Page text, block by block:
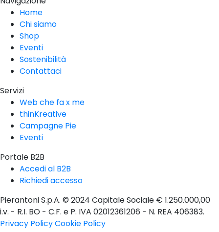
Home
Chi siamo
Shop
Eventi
Sostenibilità
Contattaci
Servizi
Web che fa x me
thinKreative
Campagne Pie
Eventi
Portale B2B
Accedi al B2B
Richiedi accesso
Pierantoni S.p.A. © 2024 Capitale Sociale € 1.250.000,00
i.v. - R.I. BO - C.F. e P. IVA 02012361206 - N. REA 406383.
Privacy PolicyCookie Policy